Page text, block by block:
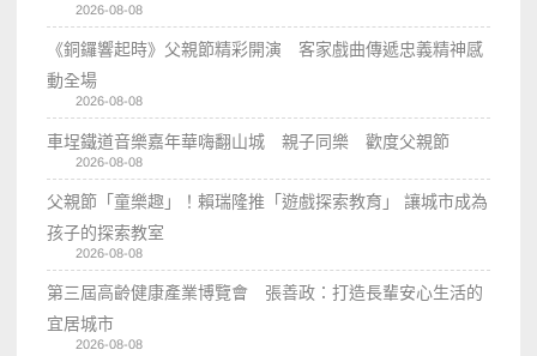
2026-08-08
《銅鑼響起時》父親節精彩開演 客家戲曲傳遞忠義精神感
動全場
2026-08-08
車埕鐵道音樂嘉年華嗨翻山城 親子同樂 歡度父親節
2026-08-08
父親節「童樂趣」！賴瑞隆推「遊戲探索教育」 讓城市成為
孩子的探索教室
2026-08-08
第三屆高齡健康產業博覽會 張善政：打造長輩安心生活的
宜居城市
2026-08-08